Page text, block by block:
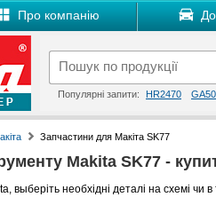
Про компанію
Популярні запити: HR2470
Запчастини для Макіта SK77
Makita SK77 -
необхідні деталі на схемі чи в